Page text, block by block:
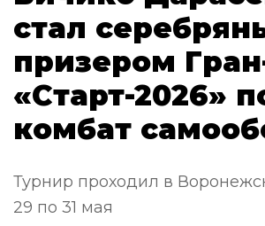
стал
призером
«Старт-2026»
комбат
Турнир проходил в
29 по 31 мая